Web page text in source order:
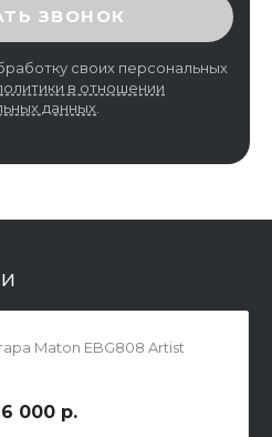
КОД
ЗВОНОК
своих персональных
в отношении
данных
Maton EBG808 Artist
000 р.